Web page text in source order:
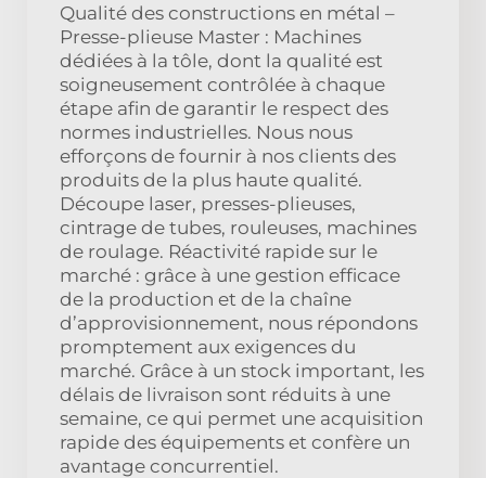
Qualité des constructions en métal –
Presse-plieuse Master : Machines
dédiées à la tôle, dont la qualité est
soigneusement contrôlée à chaque
étape afin de garantir le respect des
normes industrielles. Nous nous
efforçons de fournir à nos clients des
produits de la plus haute qualité.
Découpe laser, presses-plieuses,
cintrage de tubes, rouleuses, machines
de roulage. Réactivité rapide sur le
marché : grâce à une gestion efficace
de la production et de la chaîne
d’approvisionnement, nous répondons
promptement aux exigences du
marché. Grâce à un stock important, les
délais de livraison sont réduits à une
semaine, ce qui permet une acquisition
rapide des équipements et confère un
avantage concurrentiel.